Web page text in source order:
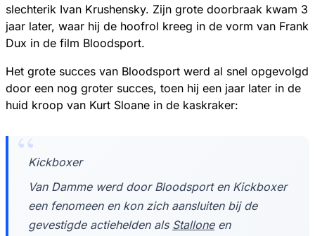
slechterik Ivan Krushensky. Zijn grote doorbraak kwam 3
jaar later, waar hij de hoofrol kreeg in de vorm van Frank
Dux in de film Bloodsport.
Het grote succes van Bloodsport werd al snel opgevolgd
door een nog groter succes, toen hij een jaar later in de
huid kroop van Kurt Sloane in de kaskraker:
Kickboxer
Van Damme werd door Bloodsport en Kickboxer
een fenomeen en kon zich aansluiten bij de
gevestigde actiehelden als Stalloneen